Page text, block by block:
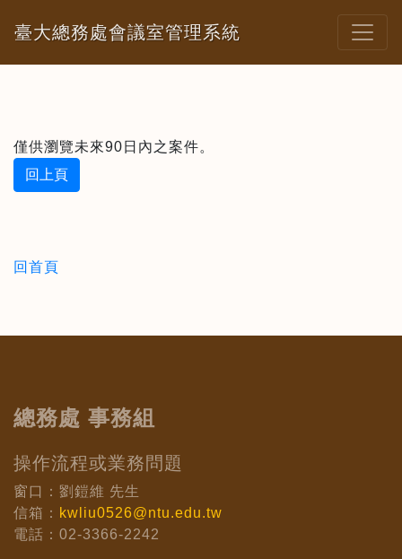
臺大總務處會議室管理系統
僅供瀏覽未來90日內之案件。
回上頁
回首頁
總務處 事務組
操作流程或業務問題
窗口：劉鎧維 先生
信箱： kwliu0526@ntu.edu.tw
電話：02-3366-2242